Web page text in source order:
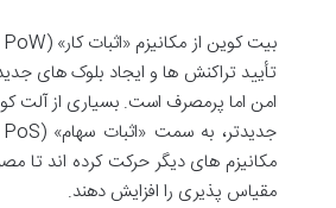
تأیید تراکنش ها و ایجاد بلوک های
امن اما پرمصرف است. بسیاری از آلت
مکانیزم های دیگر حرکت کرده اند تا
مقیاس پذیری را افزایش دهند.